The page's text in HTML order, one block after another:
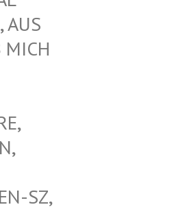
D
M
N
SZ, A